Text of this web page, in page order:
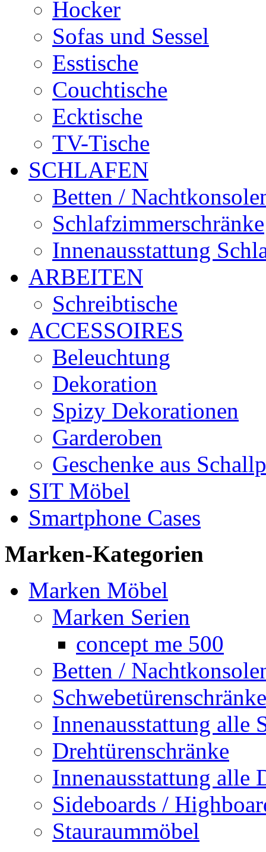
Hocker
Sofas und Sessel
Esstische
Couchtische
Ecktische
TV-Tische
SCHLAFEN
Betten /
Schlafzimmerschränke
Innenausstattung
ARBEITEN
Schreibtische
ACCESSOIRES
Beleuchtung
Dekoration
Spizy Dekorationen
Garderoben
Geschenke aus
SIT Möbel
Smartphone Cases
Marken-Kategorien
Marken Möbel
Marken Serien
concept me 500
Betten /
Schwebetürenschränke
Innenausstattung alle
Drehtürenschränke
Innenausstattung alle
Sideboards /
Stauraummöbel